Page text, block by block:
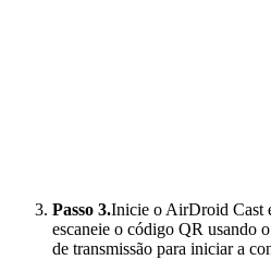
Passo 3.Inicie o AirDroid Cast
escaneie o código QR usando
de transmissão para iniciar a